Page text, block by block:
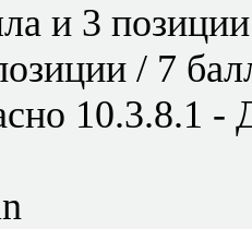
и 3 позиции
/ 7
10.3.8.1